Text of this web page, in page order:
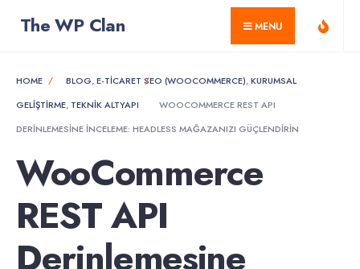
The WP Clan MENU
HOME BLOG,E-TICARET SEO (WOOCOMMERCE),KURUMSAL
GELIŞTIRME, TEKNIK ALTYAPI
WOOCOMMERCE REST API
DERINLEMESINE İNCELEME: HEADLESS MAĞAZANIZI GÜÇLENDIRIN
WooCommerce
REST API
Derinlemesine